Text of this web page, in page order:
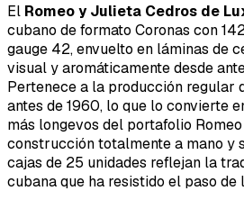
El Romeo y Julieta Cedros de
cubano de formato Coronas con
gauge 42, envuelto en láminas de
visual y aromáticamente desde
Pertenece a la producción regular
antes de 1960, lo que lo convierte
más longevos del portafolio
construcción totalmente a mano y
cajas de 25 unidades reflejan la
cubana que ha resistido el paso de